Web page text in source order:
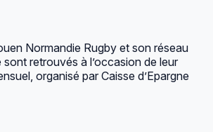
Normandie Rugby et son réseau
sont retrouvés à l’occasion de leur
organisé par Caisse d’Epargne